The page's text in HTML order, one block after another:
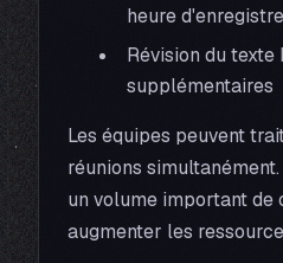
heure
Révision du
supplémentaires
Les équipes peuvent
réunions
un volume important de
augmenter les